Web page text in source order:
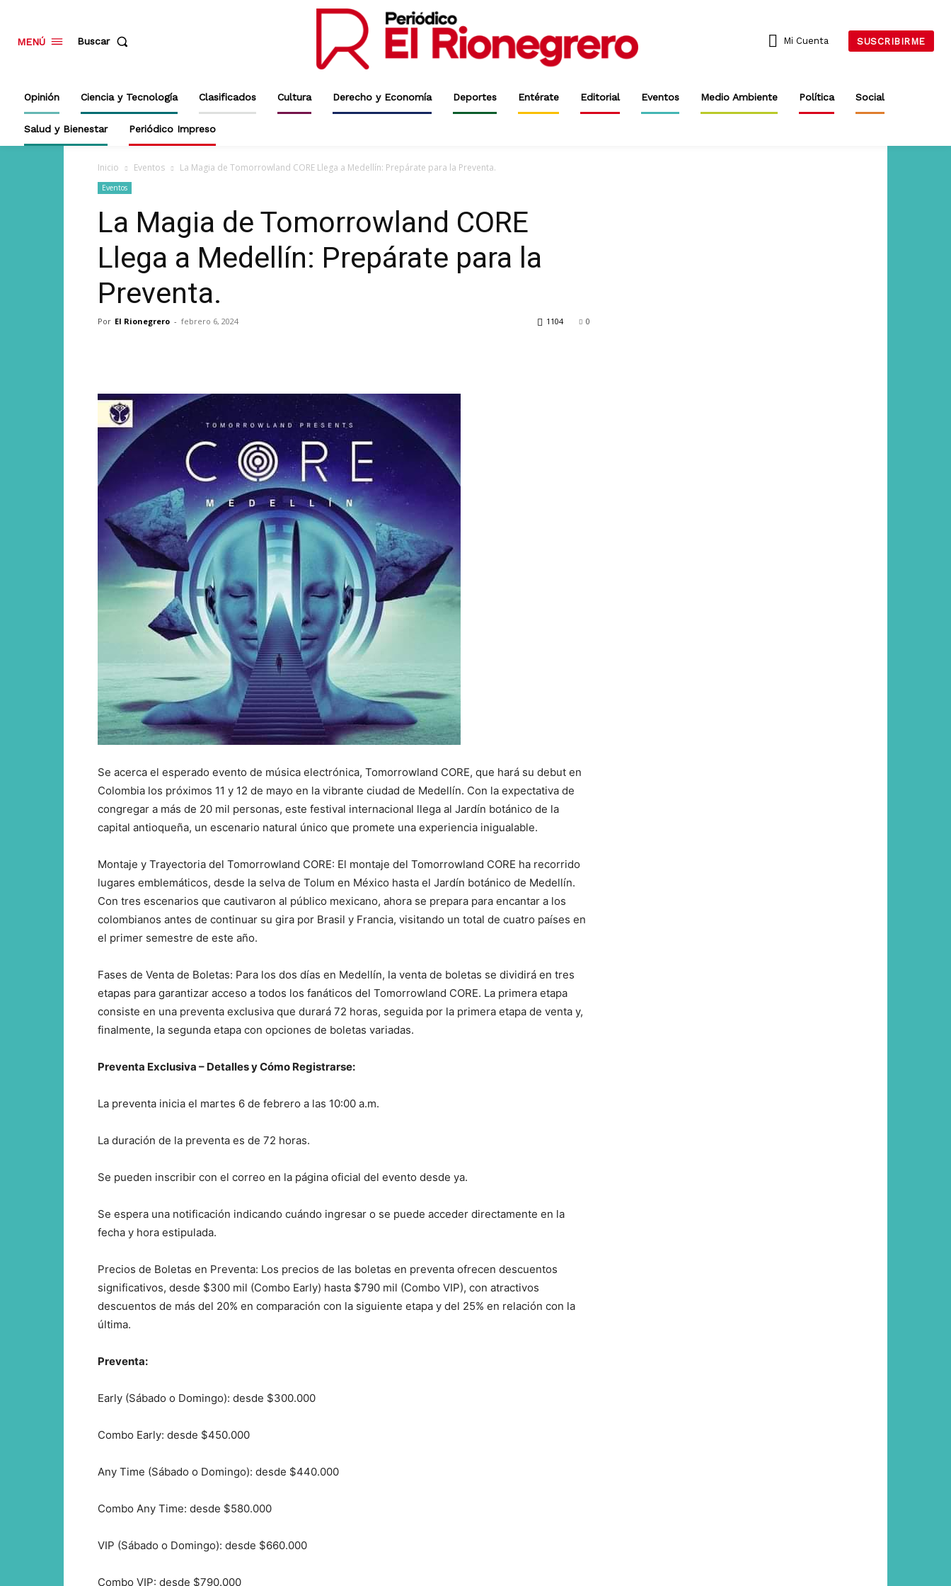
MENÚ Buscar Mi Cuenta SUSCRIBIRME
Opinión Ciencia y Tecnología Clasificados Cultura Derecho y Economía Deportes Entérate Editorial Eventos Medio Ambiente Política Social
Salud y Bienestar Periódico Impreso
Inicio Eventos La Magia de Tomorrowland CORE Llega a Medellín: Prepárate para la Preventa.
Eventos
La Magia de Tomorrowland CORE
Llega a Medellín: Prepárate para la
Preventa.
Por El Rionegrero - febrero 6, 2024 0
1104
Se acerca el esperado evento de música electrónica, Tomorrowland CORE, que hará su debut en
Colombia los próximos 11 y 12 de mayo en la vibrante ciudad de Medellín. Con la expectativa de
congregar a más de 20 mil personas, este festival internacional llega al Jardín botánico de la
capital antioqueña, un escenario natural único que promete una experiencia inigualable.
Montaje y Trayectoria del Tomorrowland CORE: El montaje del Tomorrowland CORE ha recorrido
lugares emblemáticos, desde la selva de Tolum en México hasta el Jardín botánico de Medellín.
Con tres escenarios que cautivaron al público mexicano, ahora se prepara para encantar a los
colombianos antes de continuar su gira por Brasil y Francia, visitando un total de cuatro países en
el primer semestre de este año.
Fases de Venta de Boletas: Para los dos días en Medellín, la venta de boletas se dividirá en tres
etapas para garantizar acceso a todos los fanáticos del Tomorrowland CORE. La primera etapa
consiste en una preventa exclusiva que durará 72 horas, seguida por la primera etapa de venta y,
finalmente, la segunda etapa con opciones de boletas variadas.
Preventa Exclusiva – Detalles y Cómo Registrarse:
La preventa inicia el martes 6 de febrero a las 10:00 a.m.
La duración de la preventa es de 72 horas.
Se pueden inscribir con el correo en la página oficial del evento desde ya.
Se espera una notificación indicando cuándo ingresar o se puede acceder directamente en la
fecha y hora estipulada.
Precios de Boletas en Preventa: Los precios de las boletas en preventa ofrecen descuentos
significativos, desde $300 mil (Combo Early) hasta $790 mil (Combo VIP), con atractivos
descuentos de más del 20% en comparación con la siguiente etapa y del 25% en relación con la
última.
Preventa:
Early (Sábado o Domingo): desde $300.000
Combo Early: desde $450.000
Any Time (Sábado o Domingo): desde $440.000
Combo Any Time: desde $580.000
VIP (Sábado o Domingo): desde $660.000
Combo VIP: desde $790.000